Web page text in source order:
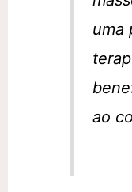
uma
ao